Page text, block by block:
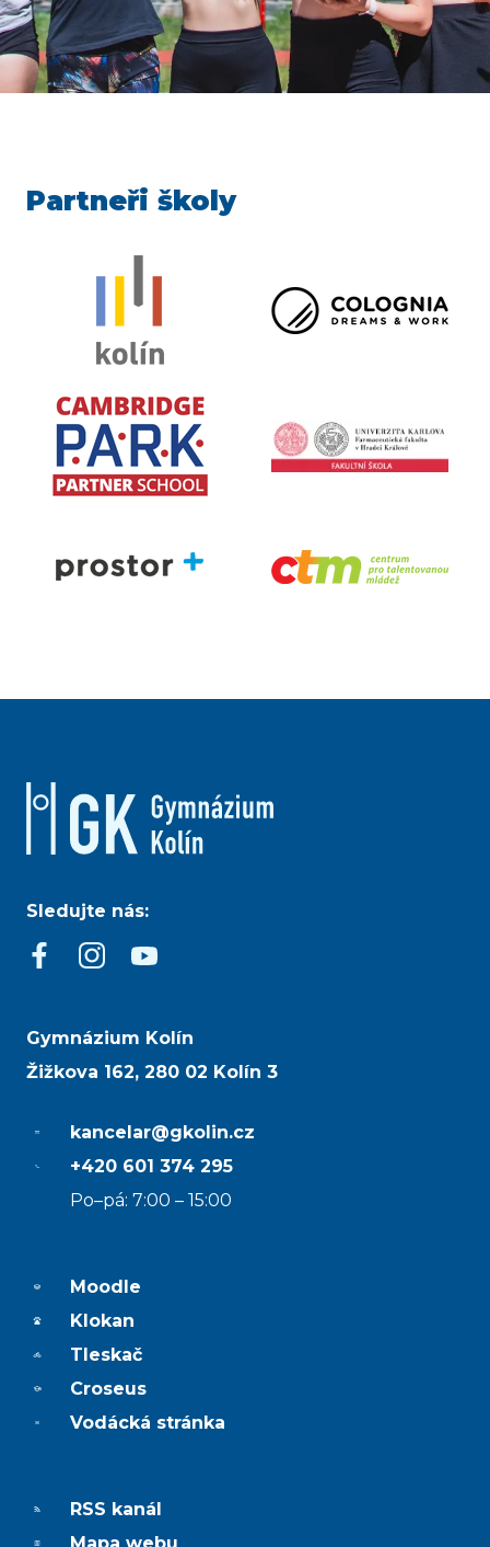
Partneři školy
Sledujte nás:
Gymnázium Kolín
Žižkova 162, 280 02 Kolín 3
kancelar@gkolin.cz
+420 601 374 295
Po–pá: 7:00 – 15:00
Moodle
Klokan
Tleskač
Croseus
Vodácká stránka
RSS kanál